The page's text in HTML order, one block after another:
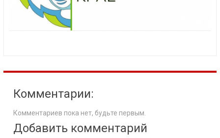
Комментарии:
Комментариев пока нет, будьте первым.
Добавить комментарий